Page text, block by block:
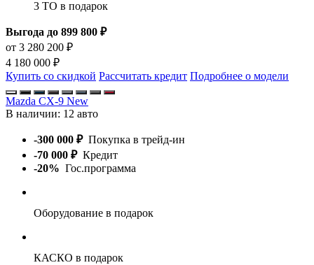
3 ТО в подарок
Выгода до 899 800 ₽
от 3 280 200 ₽
4 180 000 ₽
Купить со скидкой Рассчитать кредит Подробнее о модели
Mazda CX-9 New
В наличии: 12 авто
-300 000 ₽ Покупка в трейд-ин
-70 000 ₽ Кредит
-20% Гос.программа
Оборудование в подарок
КАСКО в подарок